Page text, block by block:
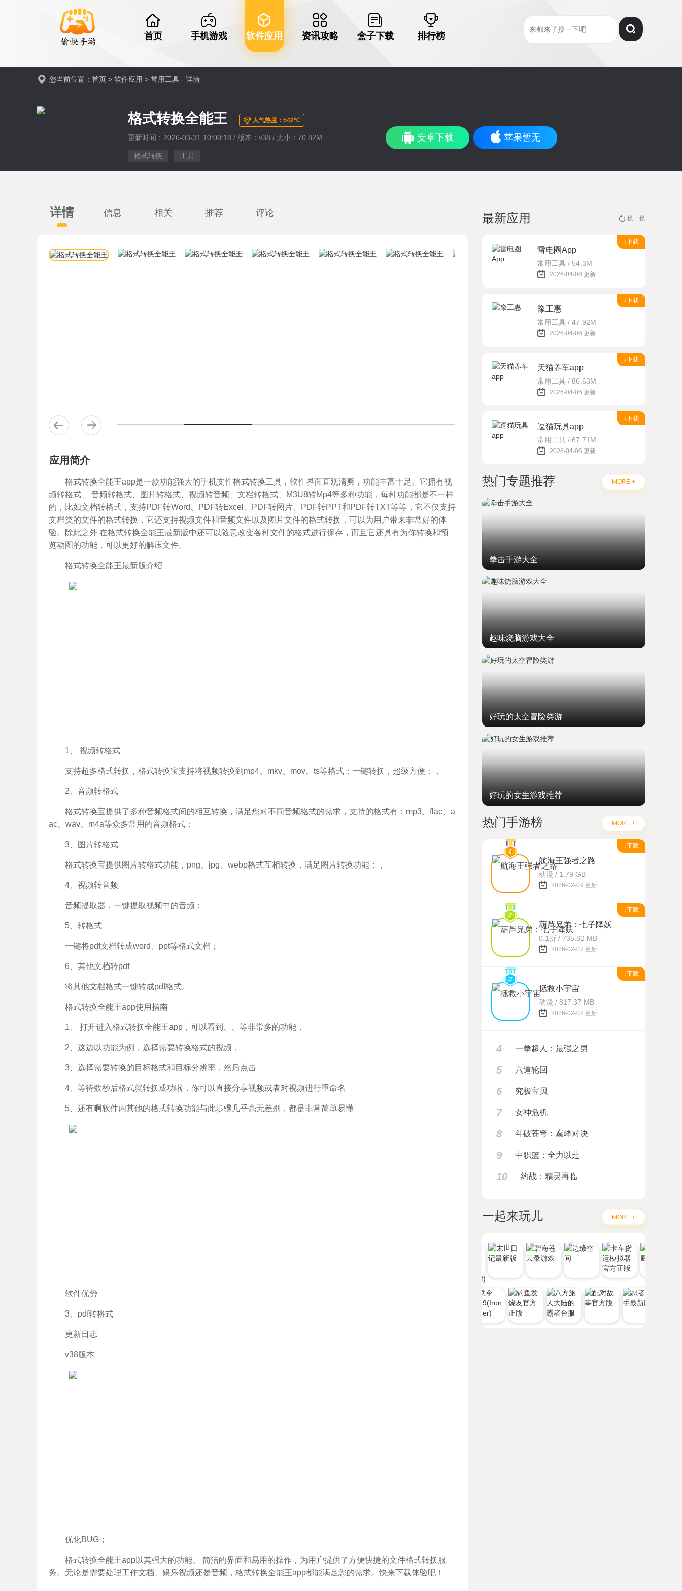
首页 手机游戏 软件应用 资讯攻略 盒子下载 排行榜
您当前位置： 首页 > 软件应用 > 常用工具 - 详情
格式转换全能王 人气热度：542℃
更新时间：2026-03-31 10:00:18 / 版本：v38 / 大小：70.82M
格式转换 工具
安卓下载 苹果暂无
详情 信息 相关 推荐 评论
应用简介
格式转换全能王app是一款功能强大的手机文件格式转换工具，软件界面直观清爽，功能丰富十足。它拥有视
频转格式、 音频转格式、图片转格式、视频转音频、文档转格式、M3U8转Mp4等多种功能，每种功能都是不一样
的，比如文档转格式，支持PDF转Word、PDF转Excel、PDF转图片、PDF转PPT和PDF转TXT等等，它不仅支持
文档类的文件的格式转换，它还支持视频文件和音频文件以及图片文件的格式转换，可以为用户带来非常好的体
验。除此之外 在格式转换全能王最新版中还可以随意改变各种文件的格式进行保存，而且它还具有为你转换和预
览动图的功能，可以更好的解压文件。
格式转换全能王最新版介绍
1、 视频转格式
支持超多格式转换，格式转换宝支持将视频转换到mp4、mkv、mov、ts等格式；一键转换，超级方便；，
2、音频转格式
格式转换宝提供了多种音频格式间的相互转换，满足您对不同音频格式的需求，支持的格式有：mp3、flac、a
ac、wav、m4a等众多常用的音频格式；
3、图片转格式
格式转换宝提供图片转格式功能，png、jpg、webp格式互相转换，满足图片转换功能；，
4、视频转音频
音频提取器，一键提取视频中的音频；
5、转格式
一键将pdf文档转成word、ppt等格式文档；
6、其他文档转pdf
将其他文档格式一键转成pdf格式。
格式转换全能王app使用指南
1、 打开进入格式转换全能王app，可以看到、、等非常多的功能，
2、这边以功能为例，选择需要转换格式的视频，
3、选择需要转换的目标格式和目标分辨率，然后点击
4、等待数秒后格式就转换成功啦，你可以直接分享视频或者对视频进行重命名
5、还有啊软件内其他的格式转换功能与此步骤几乎毫无差别，都是非常简单易懂
软件优势
3、pdf转格式
更新日志
v38版本
优化BUG；
格式转换全能王app以其强大的功能、 简洁的界面和易用的操作，为用户提供了方便快捷的文件格式转换服
务。无论是需要处理工作文档、娱乐视频还是音频，格式转换全能王app都能满足您的需求。快来下载体验吧！
最新应用 换一换
↓下载
雷电圈App
常用工具 / 54.3M
2026-04-06 更新
↓下载
豫工惠
常用工具 / 47.92M
2026-04-06 更新
↓下载
天猫养车app
常用工具 / 86.63M
2026-04-06 更新
↓下载
逗猫玩具app
常用工具 / 67.71M
2026-04-06 更新
热门专题推荐 MORE +
拳击手游大全
趣味烧脑游戏大全
好玩的太空冒险类游
好玩的女生游戏推荐
热门手游榜 MORE +
↓下载
航海王强者之路
动漫 / 1.79 GB
2026-02-09 更新
↓下载
葫芦兄弟：七子降妖
0.1折 / 735.82 MB
2026-02-07 更新
↓下载
拯救小宇宙
动漫 / 817.37 MB
2026-02-08 更新
4 一拳超人：最强之男
5 六道轮回
6 究极宝贝
7 女神危机
8 斗破苍穹：巅峰对决
9 中职篮：全力以赴
10 约战：精灵再临
一起来玩儿 MORE +